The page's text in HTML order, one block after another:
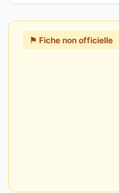
⚑ Fiche non officielle